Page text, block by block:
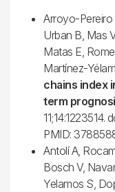
Arroyo-Pereiro
Urban B, Mas
Matas E,
Martínez-
chains index
term
11;14:1223514.
PMID:
Antolí A,
Bosch V,
Yelamos S,